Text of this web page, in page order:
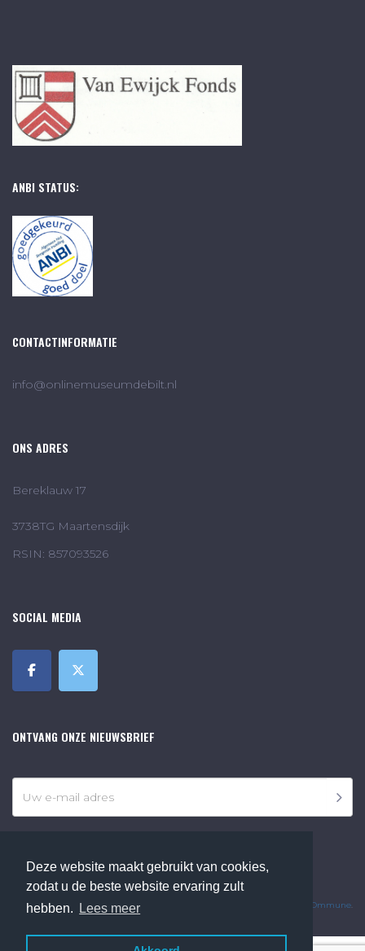
Deze website maakt gebruikt van cookies,
zodat u de beste website ervaring zult
hebben.
Lees meer
ANBI STATUS:
CONTACTINFORMATIE
info@onlinemuseumdebilt.nl
ONS ADRES
Bereklauw 17
3738TG Maartensdijk
RSIN: 857093526
SOCIAL MEDIA
ONTVANG ONZE NIEUWSBRIEF
©2018 Online Museum de Bilt. Alle rechten voorbehouden.
Ommune